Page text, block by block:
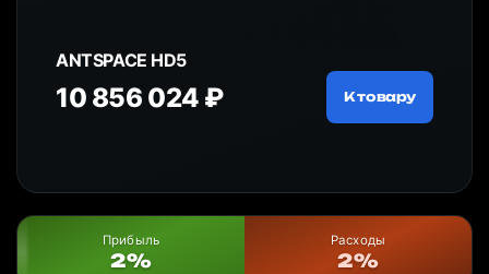
ANTSPACE HD5
10 856 024 ₽ К товару
Прибыль
2%
Расходы
2%